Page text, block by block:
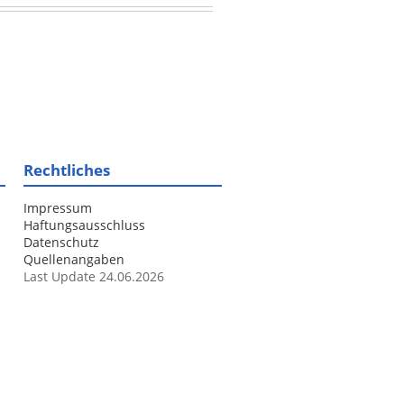
Rechtliches
Impressum
Haftungsausschluss
Datenschutz
Quellenangaben
Last Update 24.06.2026